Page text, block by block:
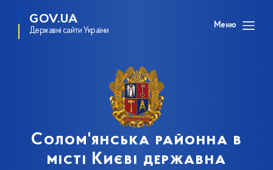
GOV.UA
Державні сайти України
Меню
Солом'янська районна в
місті Києві державна